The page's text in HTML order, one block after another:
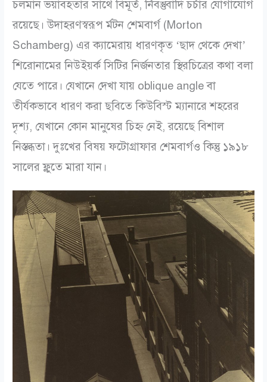
চলমান ভয়াবহতার সাথে বিমূর্ত, র্নিবস্তুবাদি চর্চার যোগাযোগ
রয়েছে। উদাহরণস্বরূপ র্মটন শেমবার্গ (Morton
Schamberg) এর ক্যামেরায় ধারণকৃত ‘ছাদ থেকে দেখা’
শিরোনামের নিউইয়র্ক সিটির নির্জনতার স্থিরচিত্রের কথা বলা
যেতে পারে। যেখানে দেখা যায় oblique angle বা
তীর্যকভাবে ধারণ করা ছবিতে কিউবিস্ট ম্যানারে শহরের
দৃশ্য, যেখানে কোন মানুষের চিহ্ন নেই, রয়েছে বিশাল
নিস্তব্ধতা। দুঃখের বিষয় ফটোগ্রাফার শেমবার্গও কিন্তু ১৯১৮
সালের ফ্লুতে মারা যান।